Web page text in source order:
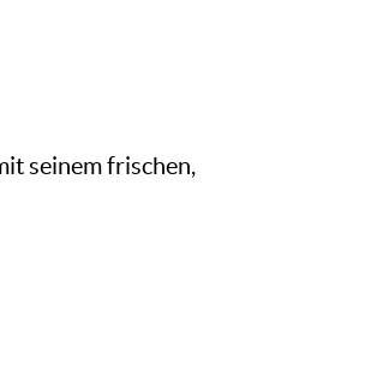
seinem frischen,